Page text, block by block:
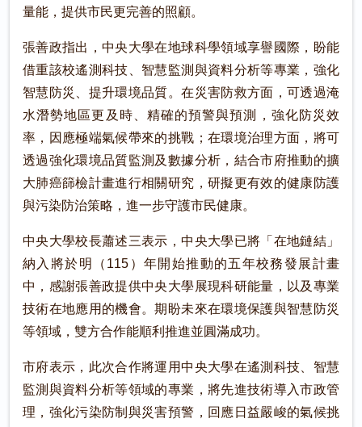
量能，提供市民更完善的照顧。
張善政指出，中央大學在地球科學領域享譽國際，盼能
借重該校遙測科技、智慧監測與資料分析等專業，強化
智慧防災、提升環境品質。在災害防救方面，可透過淹
水潛勢地區更及時、精確的預警與預測，強化防災效
率，因應極端氣候帶來的挑戰；在環境治理方面，將可
透過強化環境品質監測及數據分析，結合市府推動的擴
大肺癌篩檢計畫進行相關研究，研擬更有效的健康防護
與污染防治策略，進一步守護市民健康。
中央大學校長蕭述三表示，中央大學已將「在地鏈結」
納入將於明（115）年開始推動的五年校務發展計畫
中，感謝張善政提供中央大學展現科研能量，以及專業
技術在地應用的機會。期盼未來在環境保護與智慧防災
等領域，雙方合作能順利推進並圓滿成功。
市府表示，此次合作將運用中央大學在遙測科技、智慧
監測與資料分析等領域的專業，將先進技術導入市政管
理，強化污染防制與災害預警，回應日益嚴峻的氣候挑